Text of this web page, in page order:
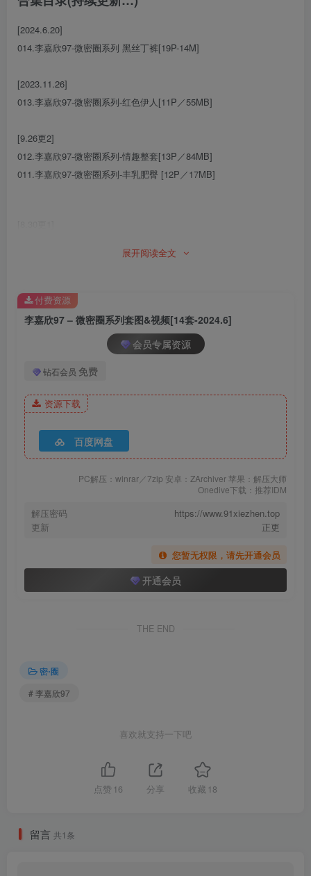
[2024.6.20]
014.李嘉欣97-微密圈系列 黑丝丁裤[19P-14M]
[2023.11.26]
013.李嘉欣97-微密圈系列-红色伊人[11P／55MB]
[9.26更2]
012.李嘉欣97-微密圈系列-情趣整套[13P／84MB]
011.李嘉欣97-微密圈系列-丰乳肥臀 [12P／17MB]
009.李嘉欣97-微密圈系列-我们去楼道去[19P-43.4M]
008.李嘉欣97-微密圈系列-齐屁短裤[21P-33.9M]
007.李嘉欣97-微密圈系列-漆皮罩罩[13P-3V-23.4M]
[5.9更1]
006.李嘉欣97-微密圈系列-只准爱我 [22P2V-125M]
005.李嘉欣97-微密圈系列-亮钻兔女郎 [13P-15.4M]
004.李嘉欣97-微密圈系列-视频[50V]
003.李嘉欣97-微密圈系列图片-第二部分[308P]
002.李嘉欣97-微密圈系列图片-第一部分[782P]
展开阅读全文
李嘉欣97 – 微密圈系列套图&视频[14套-2024.6]
会员专属资源
钻石会员 免费
资源下载
百度网盘
PC解压：winrar／7zip 安卓：ZArchiver 苹果：解压大师
Onedive下载：推荐IDM
解压密码
https://www.91xiezhen.top
更新
正更
您暂无权限，请先开通会员
开通会员
付费资源
THE END
密⋅圈
# 李嘉欣97
喜欢就支持一下吧
点赞 16 分享 收藏 18
留言 共1条